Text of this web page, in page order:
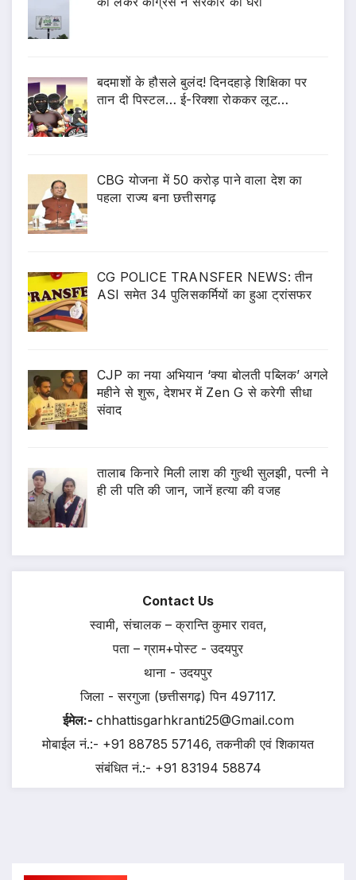
बदमाशों के हौसले बुलंद! दिनदहाड़े शिक्षिका पर
तान दी पिस्टल… ई-रिक्शा रोककर लूट…
CBG योजना में 50 करोड़ पाने वाला देश का
पहला राज्य बना छत्तीसगढ़
CG POLICE TRANSFER NEWS: तीन
ASI समेत 34 पुलिसकर्मियों का हुआ ट्रांसफर
CJP का नया अभियान ‘क्या बोलती पब्लिक’ अगले
महीने से शुरू, देशभर में Zen G से करेगी सीधा
संवाद
तालाब किनारे मिली लाश की गुत्थी सुलझी, पत्नी ने
ही ली पति की जान, जानें हत्या की वजह
Contact Us
स्वामी, संचालक – क्रान्ति कुमार रावत,
पता – ग्राम+पोस्ट - उदयपुर
थाना - उदयपुर
जिला - सरगुजा (छत्तीसगढ़) पिन 497117.
ईमेल:- chhattisgarhkranti25@Gmail.com
मोबाईल नं.:- +91 88785 57146, तकनीकी एवं शिकायत
संबंधित नं.:- +91 83194 58874